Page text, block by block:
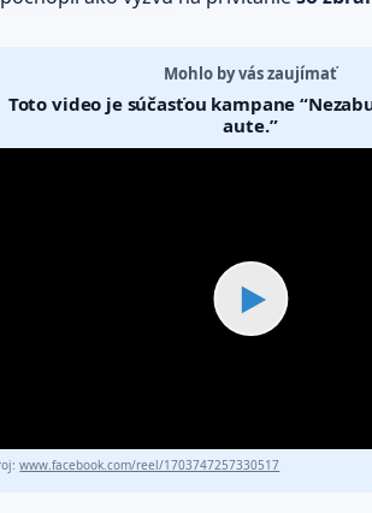
Mohlo by vás zaujímať
Toto video je súčasťou kampane
aute.”
▶
www.facebook.com/reel/1703747257330517